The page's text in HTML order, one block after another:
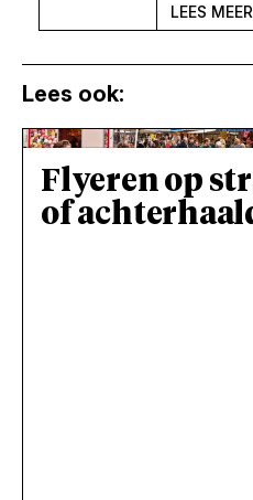
LEES
Lees ook:
Flyeren op
of